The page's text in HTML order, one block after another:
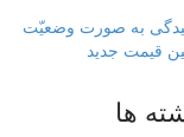
به صورت وضعیّت
قیمت جدید
ها